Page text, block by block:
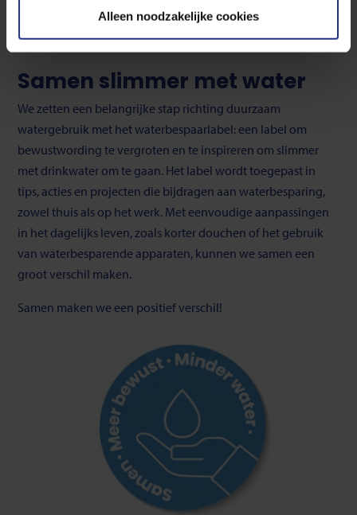
Lees meer over de gebruikte cookies, de doelen en onze
U kunt uw toestemming op ieder moment wijzigen of
onderaan de pagina.
Alleen noodzakelijke cookies
Samen slimmer met water
We zetten een belangrijke stap richting duurzaam
watergebruik met het waterbespaarlabel: een label om
bewustwording te vergroten en te inspireren om slimmer
met drinkwater om te gaan. Het label wordt toegepast in
tips, acties en projecten die bijdragen aan waterbesparing,
zowel thuis als op het werk. Met eenvoudige aanpassingen
in het dagelijks leven, zoals korter douchen of het gebruik
van waterbesparende apparaten, kunnen we samen een
groot verschil maken.
Samen maken we een positief verschil!